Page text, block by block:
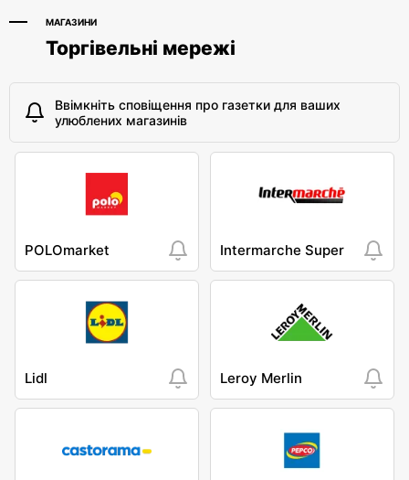
МАГАЗИНИ
Торгівельні мережі
Ввімкніть сповіщення про газетки для ваших
улюблених магазинів
POLOmarket Intermarche Super
Lidl Leroy Merlin